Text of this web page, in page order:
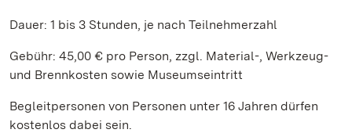
Dauer: 1 bis 3 Stunden, je nach Teilnehmerzahl
Gebühr: 45,00 € pro Person, zzgl. Material-, Werkzeug-
und Brennkosten sowie Museumseintritt
Begleitpersonen von Personen unter 16 Jahren dürfen
kostenlos dabei sein.